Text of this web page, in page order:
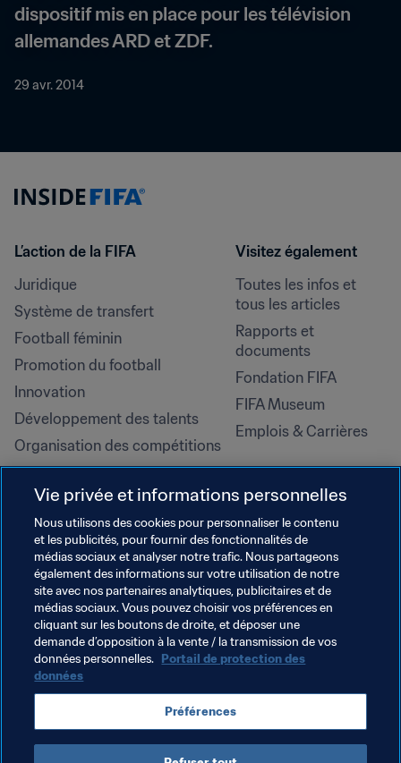
dispositif mis en place pour les télévision
allemandes ARD et ZDF.
29 avr. 2014
L’action de la FIFA
Juridique
Système de transfert
Football féminin
Promotion du football
Innovation
Développement des talents
Organisation des compétitions
Développement durable
Droits de l'homme et lutte contre
la discrimination
Santé et médical
Initiatives en matière de
formation
Visitez également
Toutes les infos et
tous les articles
Rapports et
documents
Fondation FIFA
FIFA Museum
Emplois & Carrières
Vie privée et informations personnelles
Nous utilisons des cookies pour personnaliser le contenu
et les publicités, pour fournir des fonctionnalités de
médias sociaux et analyser notre trafic. Nous partageons
également des informations sur votre utilisation de notre
site avec nos partenaires analytiques, publicitaires et de
médias sociaux. Vous pouvez choisir vos préférences en
cliquant sur les boutons de droite, et déposer une
demande d’opposition à la vente / la transmission de vos
données personnelles. Portail de protection des
données
Préférences